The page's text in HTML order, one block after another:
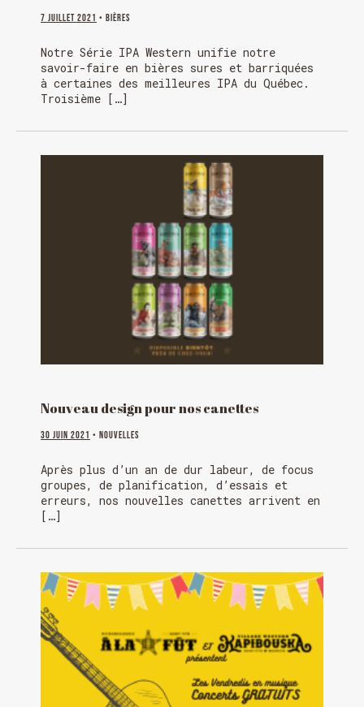
Chargement
7 juillet 2021 • Bières
Notre Série IPA Western unifie notre
savoir-faire en bières sures et barriquées
à certaines des meilleures IPA du Québec.
Troisième […]
Nouveau design pour nos canettes
30 juin 2021 • Nouvelles
Après plus d’un an de dur labeur, de focus
groupes, de planification, d’essais et
erreurs, nos nouvelles canettes arrivent en
[…]